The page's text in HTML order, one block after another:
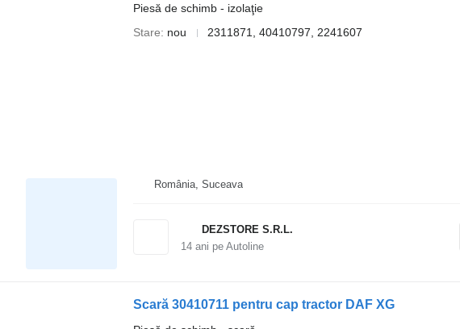
Piesă de schimb - izolaţie
Stare
nou 2311871, 40410797, 2241607
România, Suceava
DEZSTORE S.R.L.
14ani pe Autoline
Scară 30410711 pentru cap tractor DAF XG